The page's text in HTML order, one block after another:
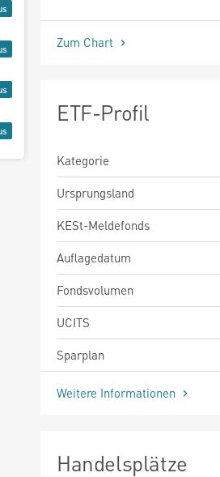
seit Beginn
Zum Chart
ETF-Profil
Kategorie
Ursprungsland
KESt-Meldefonds
Auflagedatum
Fondsvolumen
UCITS
Sparplan
Weitere Informationen
Handelsplätze